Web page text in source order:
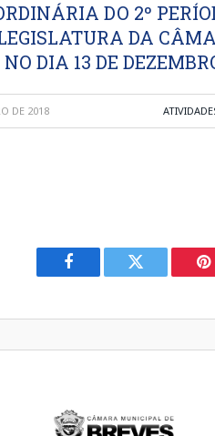
DO 2º
DA
DIA 13 DE
DE 2018
Facebook Twitter